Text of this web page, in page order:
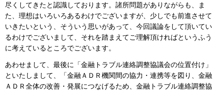
尽くしてきたと認識しております。諸所問題がありながらも、ま
た、理想はいろいろあるわけでございますが、少しでも前進させて
いきたいという、そういう思いがあって、今回議論をして頂いてい
るわけでございまして、それを踏まえてご理解頂ければというふう
に考えているところでございます。
あわせまして、最後に「金融トラブル連絡調整協議会の位置付け」
といたしまして、「金融ＡＤＲ機関間の協力・連携等を図り、金融
ＡＤＲ全体の改善・発展につなげるため、金融トラブル連絡調整協